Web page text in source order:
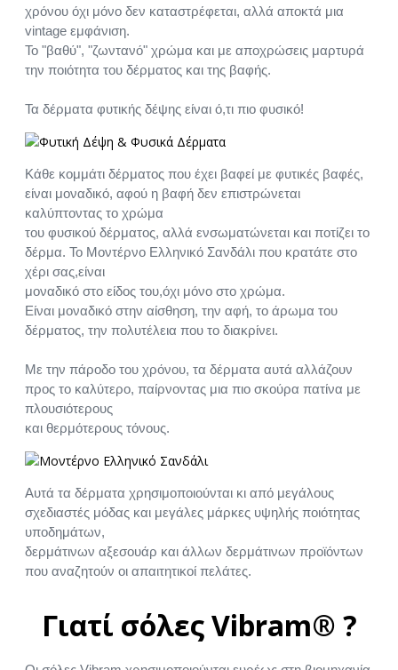
χρόνου όχι μόνο δεν καταστρέφεται, αλλά αποκτά μια
vintage εμφάνιση.
Το "βαθύ", "ζωντανό" χρώμα και με αποχρώσεις μαρτυρά
την ποιότητα του δέρματος και της βαφής.
Τα δέρματα φυτικής δέψης είναι ό,τι πιο φυσικό!
Κάθε κομμάτι δέρματος που έχει βαφεί με φυτικές βαφές,
είναι μοναδικό, αφού η βαφή δεν επιστρώνεται
καλύπτοντας το χρώμα
του φυσικού δέρματος, αλλά ενσωματώνεται και ποτίζει το
δέρμα. Το Μοντέρνο Ελληνικό Σανδάλι που κρατάτε στο
χέρι σας,είναι
μοναδικό στο είδος του,όχι μόνο στο χρώμα.
Είναι μοναδικό στην αίσθηση, την αφή, το άρωμα του
δέρματος, την πολυτέλεια που το διακρίνει.
Με την πάροδο του χρόνου, τα δέρματα αυτά αλλάζουν
προς το καλύτερο, παίρνοντας μια πιο σκούρα πατίνα με
πλουσιότερους
και θερμότερους τόνους.
Αυτά τα δέρματα χρησιμοποιούνται κι από μεγάλους
σχεδιαστές μόδας και μεγάλες μάρκες υψηλής ποιότητας
υποδημάτων,
δερμάτινων αξεσουάρ και άλλων δερμάτινων προϊόντων
που αναζητούν οι απαιτητικοί πελάτες.
Γιατί σόλες Vibram® ?